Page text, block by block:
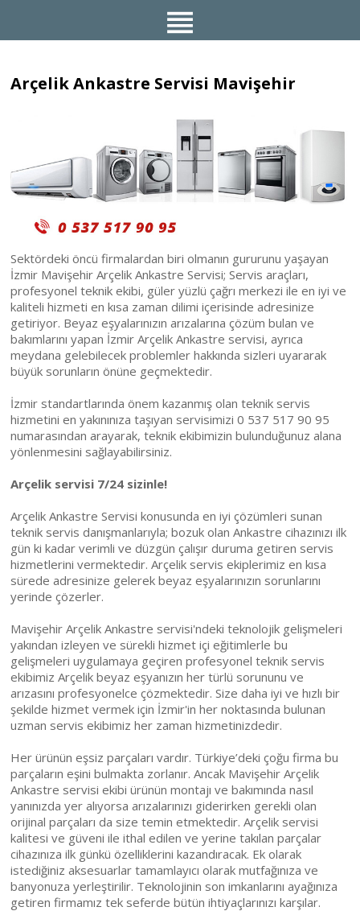
Arçelik Ankastre Servisi Mavişehir
Sektördeki öncü firmalardan biri olmanın gururunu yaşayan
İzmir Mavişehir Arçelik Ankastre Servisi; Servis araçları,
profesyonel teknik ekibi, güler yüzlü çağrı merkezi ile en iyi ve
kaliteli hizmeti en kısa zaman dilimi içerisinde adresinize
getiriyor. Beyaz eşyalarınızın arızalarına çözüm bulan ve
bakımlarını yapan İzmir Arçelik Ankastre servisi, ayrıca
meydana gelebilecek problemler hakkında sizleri uyararak
büyük sorunların önüne geçmektedir.
İzmir standartlarında önem kazanmış olan teknik servis
hizmetini en yakınınıza taşıyan servisimizi 0 537 517 90 95
numarasından arayarak, teknik ekibimizin bulunduğunuz alana
yönlenmesini sağlayabilirsiniz.
Arçelik servisi 7/24 sizinle!
Arçelik Ankastre Servisi konusunda en iyi çözümleri sunan
teknik servis danışmanlarıyla; bozuk olan Ankastre cihazınızı ilk
gün ki kadar verimli ve düzgün çalışır duruma getiren servis
hizmetlerini vermektedir. Arçelik servis ekiplerimiz en kısa
sürede adresinize gelerek beyaz eşyalarınızın sorunlarını
yerinde çözerler.
Mavişehir Arçelik Ankastre servisi'ndeki teknolojik gelişmeleri
yakından izleyen ve sürekli hizmet içi eğitimlerle bu
gelişmeleri uygulamaya geçiren profesyonel teknik servis
ekibimiz Arçelik beyaz eşyanızın her türlü sorununu ve
arızasını profesyonelce çözmektedir. Size daha iyi ve hızlı bir
şekilde hizmet vermek için İzmir'in her noktasında bulunan
uzman servis ekibimiz her zaman hizmetinizdedir.
Her ürünün eşsiz parçaları vardır. Türkiye’deki çoğu firma bu
parçaların eşini bulmakta zorlanır. Ancak Mavişehir Arçelik
Ankastre servisi ekibi ürünün montajı ve bakımında nasıl
yanınızda yer alıyorsa arızalarınızı giderirken gerekli olan
orijinal parçaları da size temin etmektedir. Arçelik servisi
kalitesi ve güveni ile ithal edilen ve yerine takılan parçalar
cihazınıza ilk günkü özelliklerini kazandıracak. Ek olarak
istediğiniz aksesuarlar tamamlayıcı olarak mutfağınıza ve
banyonuza yerleştirilir. Teknolojinin son imkanlarını ayağınıza
getiren firmamız tek seferde bütün ihtiyaçlarınızı karşılar.